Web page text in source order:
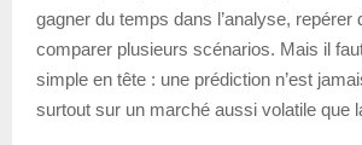
gagner du temps dans l’analyse, repérer
comparer plusieurs scénarios. Mais il
simple en tête : une prédiction n’est
surtout sur un marché aussi volatile que